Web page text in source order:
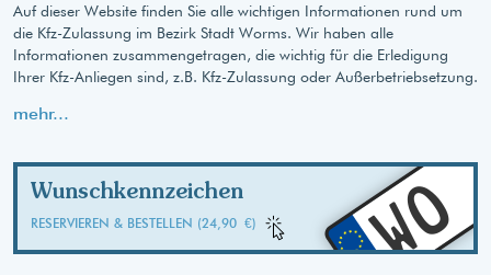
Auf dieser Website finden Sie alle wichtigen Informationen rund um
die Kfz-Zulassung im Bezirk Stadt Worms. Wir haben alle
Informationen zusammengetragen, die wichtig für die Erledigung
Ihrer Kfz-Anliegen sind, z.B. Kfz-Zulassung oder Außerbetriebsetzung.
mehr...
Wunschkennzeichen
RESERVIEREN & BESTELLEN (24,90 €) WO